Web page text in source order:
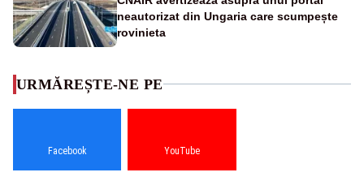
neautorizat din Ungaria care scumpește
rovinieta
URMĂREȘTE-NE PE
Facebook YouTube